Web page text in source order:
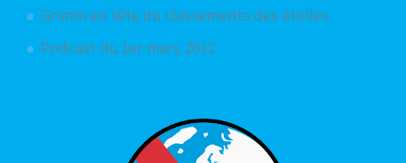
Grimm en tête du classements des étoiles
Podcast du 1er mars 2012